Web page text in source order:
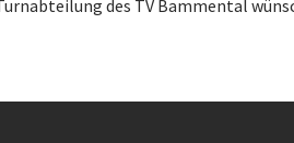
des TV Bammental